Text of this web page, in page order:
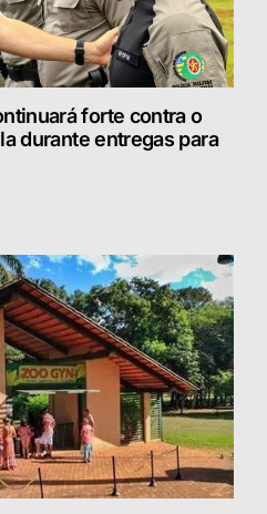
forte contra o
durante entregas para